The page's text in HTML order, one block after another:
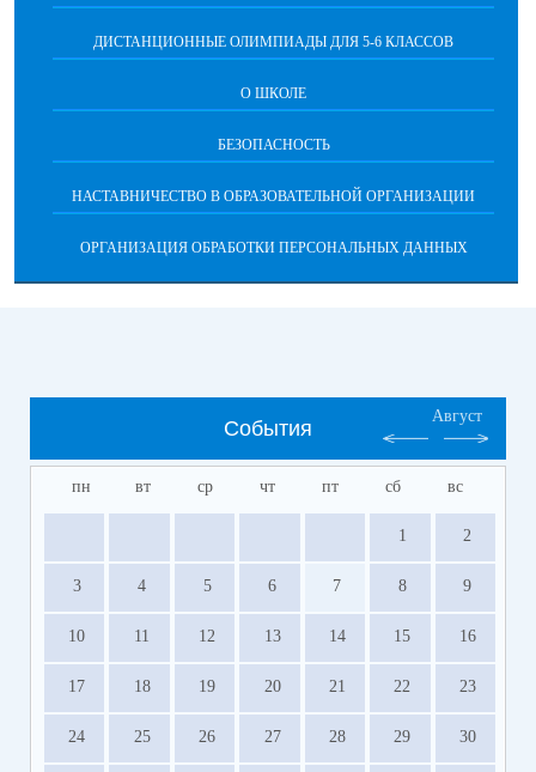
ДИСТАНЦИОННЫЕ ОЛИМПИАДЫ ДЛЯ 5-6 КЛАССОВ
О ШКОЛЕ
БЕЗОПАСНОСТЬ
НАСТАВНИЧЕСТВО В ОБРАЗОВАТЕЛЬНОЙ ОРГАНИЗАЦИИ
ОРГАНИЗАЦИЯ ОБРАБОТКИ ПЕРСОНАЛЬНЫХ ДАННЫХ
События
Август
пн вт ср чт пт сб вс
1 2
3 4 5 6 7 8 9
10 11 12 13 14 15 16
17 18 19 20 21 22 23
24 25 26 27 28 29 30